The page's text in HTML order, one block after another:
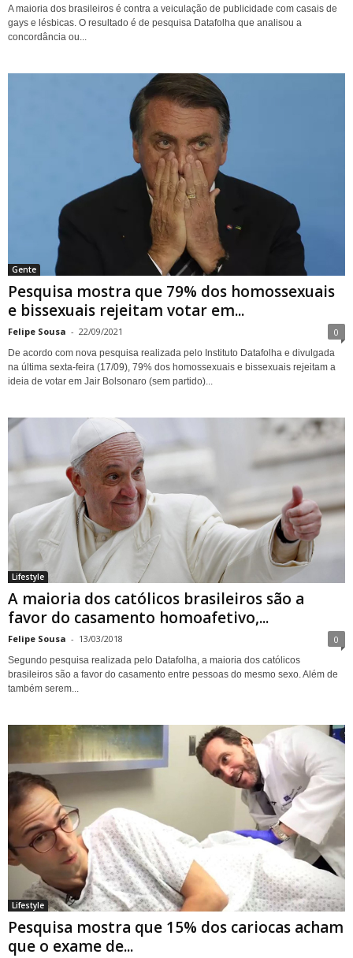
A maioria dos brasileiros é contra a veiculação de publicidade com casais de
gays e lésbicas. O resultado é de pesquisa Datafolha que analisou a
concordância ou...
Gente
Pesquisa mostra que 79% dos homossexuais
e bissexuais rejeitam votar em...
Felipe Sousa - 22/09/2021 0
De acordo com nova pesquisa realizada pelo Instituto Datafolha e divulgada
na última sexta-feira (17/09), 79% dos homossexuais e bissexuais rejeitam a
ideia de votar em Jair Bolsonaro (sem partido)...
Lifestyle
A maioria dos católicos brasileiros são a
favor do casamento homoafetivo,...
Felipe Sousa - 13/03/2018 0
Segundo pesquisa realizada pelo Datafolha, a maioria dos católicos
brasileiros são a favor do casamento entre pessoas do mesmo sexo. Além de
também serem...
Lifestyle
Pesquisa mostra que 15% dos cariocas acham
que o exame de...